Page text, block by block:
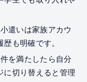
遣いは家族アカウ
も明確です。
を満たしたら自分
に切り替えると管理